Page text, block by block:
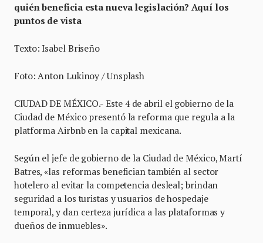
quién beneficia esta nueva legislación? Aquí los
puntos de vista
Texto: Isabel Briseño
Foto: Anton Lukinoy / Unsplash
CIUDAD DE MÉXICO.- Este 4 de abril el gobierno de la
Ciudad de México presentó la reforma que regula a la
platforma Airbnb en la capital mexicana.
Según el jefe de gobierno de la Ciudad de México, Martí
Batres, «las reformas benefician también al sector
hotelero al evitar la competencia desleal; brindan
seguridad a los turistas y usuarios de hospedaje
temporal, y dan certeza jurídica a las plataformas y
dueños de inmuebles».